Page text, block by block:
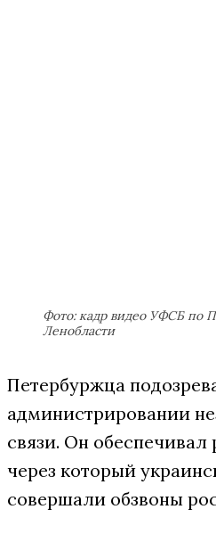
Фото: кадр видео УФСБ по
Ленобласти
Петербуржца
администрировании
связи. Он обеспечивал
через который
совершали обзвоны